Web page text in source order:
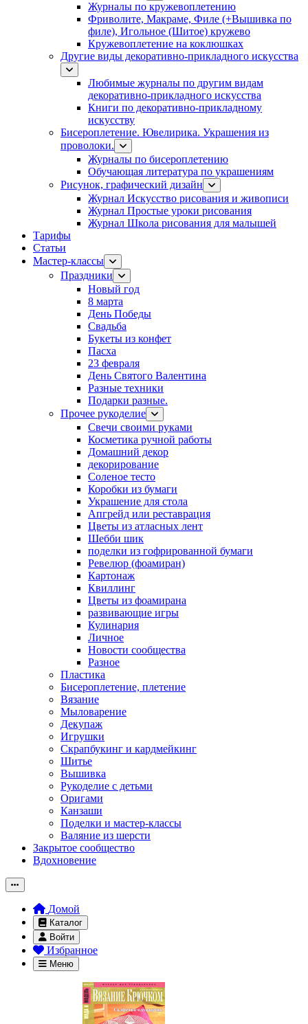
Журналы по кружевоплетению
Фриволите, Макраме, Филе (+Вышивка по
филе), Игольное (Шитое) кружево
Кружевоплетение на коклюшках
Другие виды декоративно-прикладного искусства
Любимые журналы по другим видам
декоративно-прикладного искусства
Книги по декоративно-прикладному
искусству
Бисероплетение. Ювелирика. Украшения из
проволоки.
Журналы по бисероплетению
Обучающая литература по украшениям
Рисунок, графический дизайн
Журнал Искусство рисования и живописи
Журнал Простые уроки рисования
Журнал Школа рисования для малышей
Тарифы
Статьи
Мастер-классы
Праздники
Новый год
8 марта
День Победы
Свадьба
Букеты из конфет
Пасха
23 февраля
День Святого Валентина
Разные техники
Подарки разные.
Прочее рукоделие
Свечи своими руками
Косметика ручной работы
Домашний декор
декорирование
Соленое тесто
Коробки из бумаги
Украшение для стола
Апгрейд или реставрация
Цветы из атласных лент
Шебби шик
поделки из гофрированной бумаги
Ревелюр (фоамиран)
Картонаж
Квиллинг
Цветы из фоамирана
развивающие игры
Кулинария
Личное
Новости сообщества
Разное
Пластика
Бисероплетение, плетение
Вязание
Мыловарение
Декупаж
Игрушки
Скрапбукинг и кардмейкинг
Шитье
Вышивка
Рукоделие с детьми
Оригами
Канзаши
Поделки и мастер-классы
Валяние из шерсти
Закрытое сообщество
Вдохновение
Домой
Каталог
Войти
Избранное
Меню